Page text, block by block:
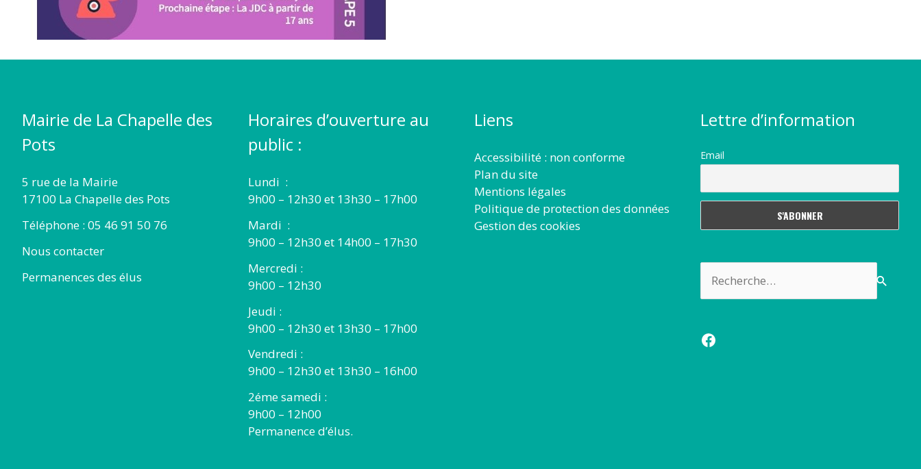
Mairie de La Chapelle des
Pots
5 rue de la Mairie
17100 La Chapelle des Pots
Téléphone : 05 46 91 50 76
Nous contacter
Permanences des élus
Horaires d’ouverture au
public :
Lundi :
9h00 – 12h30 et 13h30 – 17h00
Mardi :
9h00 – 12h30 et 14h00 – 17h30
Mercredi :
9h00 – 12h30
Jeudi :
9h00 – 12h30 et 13h30 – 17h00
Vendredi :
9h00 – 12h30 et 13h30 – 16h00
2éme samedi :
9h00 – 12h00
Permanence d’élus.
Liens
Accessibilité : non conforme
Plan du site
Mentions légales
Politique de protection des données
Gestion des cookies
Lettre d’information
Email
Facebook